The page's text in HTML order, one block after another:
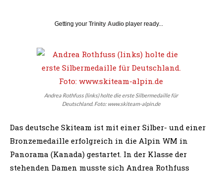
Getting your Trinity Audio player ready...
Andrea Rothfuss (links) holte die erste Silbermedaille für
Deutschland. Foto: www.skiteam-alpin.de
Das deutsche Skiteam ist mit einer Silber- und einer
Bronzemedaille erfolgreich in die Alpin WM in
Panorama (Kanada) gestartet. In der Klasse der
stehenden Damen musste sich Andrea Rothfuss